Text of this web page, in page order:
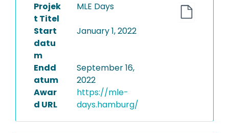
INSTITUTIONS
PROJECTS
Projek
t Titel
MLE Days
Start
datu
m
January 1, 2022
Endd
atum
September 16,
2022
Awar
d URL
https://mle-
days.hamburg/